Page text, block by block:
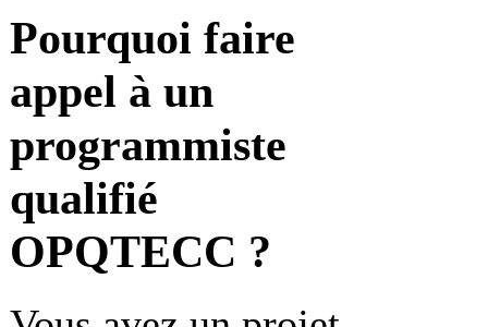
Pourquoi faire
appel à un
programmiste
qualifié
OPQTECC ?